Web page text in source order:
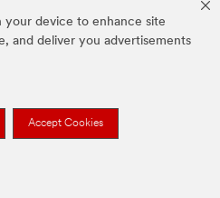
your device to enhance site
and deliver you advertisements
Accept Cookies